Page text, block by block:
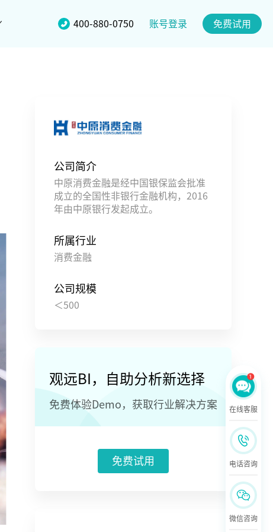
400-880-0750 账号登录 免费试用
公司简介
中原消费金融是经中国银保监会批准
成立的全国性非银行金融机构，2016
年由中原银行发起成立。
所属行业
消费金融
公司规模
＜500
观远BI，自助分析新选择
免费体验Demo，获取行业解决方案
免费试用
在线客服
电话咨询
微信咨询